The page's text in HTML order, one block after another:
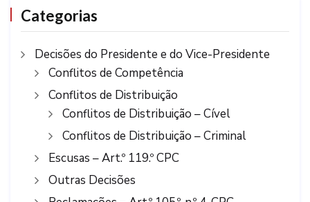
Categorias
Decisões do Presidente e do Vice-Presidente
Conflitos de Competência
Conflitos de Distribuição
Conflitos de Distribuição – Cível
Conflitos de Distribuição – Criminal
Escusas – Art.º 119.º CPC
Outras Decisões